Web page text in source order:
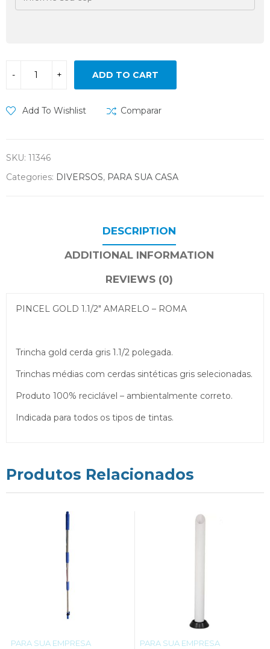
ADD TO CART
Add To Wishlist Comparar
SKU: 11346
Categories: DIVERSOS, PARA SUA CASA
DESCRIPTION
ADDITIONAL INFORMATION
REVIEWS (0)
PINCEL GOLD 1.1/2″ AMARELO – ROMA
Trincha gold cerda gris 1.1/2 polegada.
Trinchas médias com cerdas sintéticas gris selecionadas.
Produto 100% reciclável – ambientalmente correto.
Indicada para todos os tipos de tintas.
Produtos Relacionados
PARA SUA EMPRESA PARA SUA EMPRESA